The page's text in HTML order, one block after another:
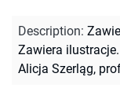
Description:
Zawiera ilustracje.
Alicja Szerląg,